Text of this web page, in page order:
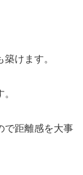
けます。
で距離感を大事